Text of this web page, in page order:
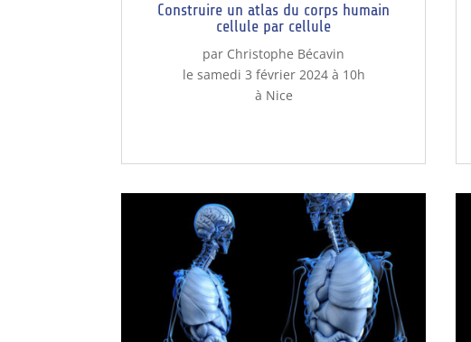
Construire un atlas du corps humain
cellule par cellule
par Christophe Bécavin
le samedi 3 février 2024 à 10h
à Nice